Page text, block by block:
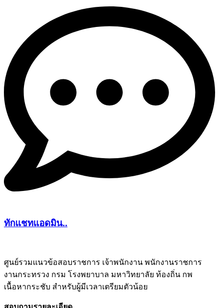
ทักแชทแอดมิน..
ศูนย์รวมแนวข้อสอบราชการ เจ้าพนักงาน พนักงานราชการ
งานกระทรวง กรม โรงพยาบาล มหาวิทยาลัย ท้องถิ่น กพ
เนื้อหากระชับ สำหรับผู้มีเวลาเตรียมตัวน้อย